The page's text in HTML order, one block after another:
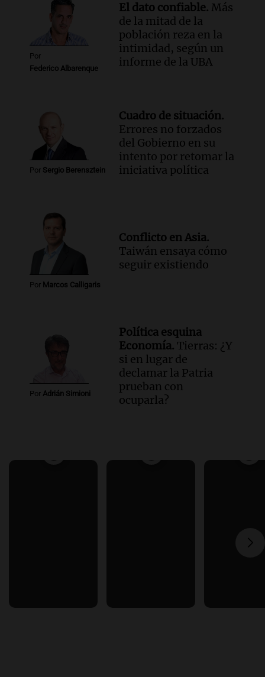
Por
Federico Albarenque
El dato confiable. Más
de la mitad de la
población reza en la
intimidad, según un
informe de la UBA
Por Sergio Berensztein
Cuadro de situación.
Errores no forzados
del Gobierno en su
intento por retomar la
iniciativa política
Por Marcos Calligaris
Conflicto en Asia.
Taiwán ensaya cómo
seguir existiendo
Por Adrián Simioni
Política esquina
Economía. Tierras: ¿Y
si en lugar de
declamar la Patria
prueban con
ocuparla?